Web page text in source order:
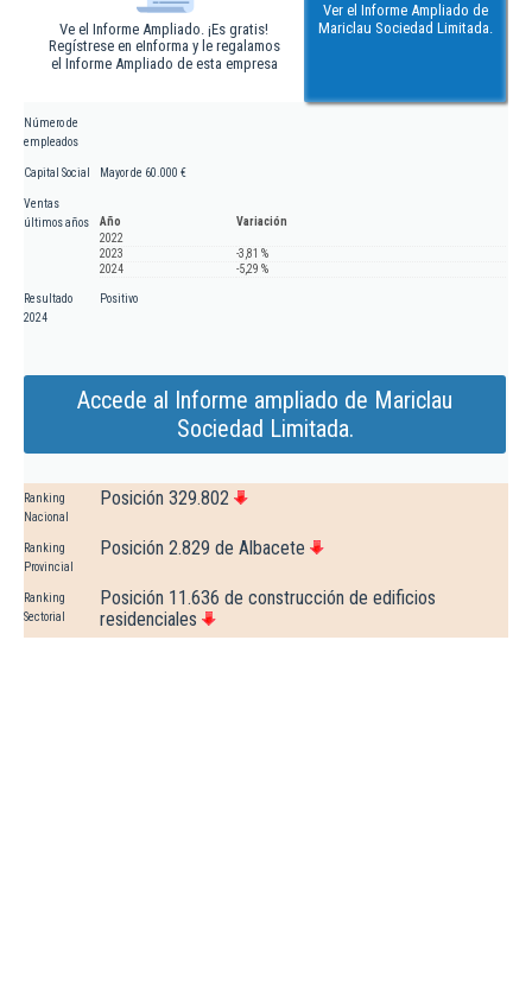
Ve el Informe Ampliado. ¡Es gratis!
Regístrese en eInforma y le regalamos
el Informe Ampliado de esta empresa
Ver el Informe Ampliado de
Mariclau Sociedad Limitada.
Número de
empleados
Capital Social Mayor de 60.000 €
Ventas
últimos años
Año
Variación
2022
2023
-3,81 %
2024
-5,29 %
Resultado
2024
Positivo
Accede al Informe ampliado de Mariclau
Sociedad Limitada.
Ranking
Nacional
Posición 329.802
Ranking
Provincial
Posición 2.829 de Albacete
Ranking
Sectorial
Posición 11.636 de construcción de edificios
residenciales